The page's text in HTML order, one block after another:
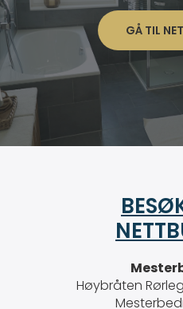
GÅ TIL
Høybråten